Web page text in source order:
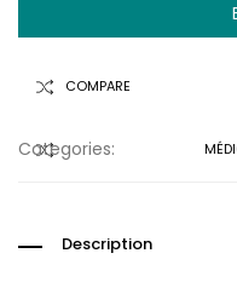
COMPARE
COMPARER
Categories:
Description